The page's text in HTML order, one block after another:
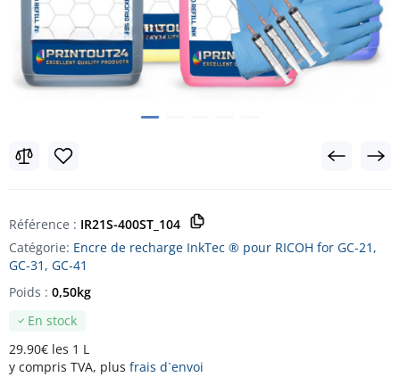
Référence : IR21S-400ST_104
Catégorie: Encre de recharge InkTec ® pour RICOH for GC-21,
GC-31, GC-41
En stock
29.90€ les 1 L
y compris TVA, plus frais d`envoi
Poids : 0,50kg